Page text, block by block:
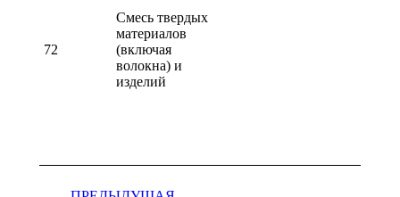
72
Смесь твердых
материалов
(включая
волокна) и
изделий